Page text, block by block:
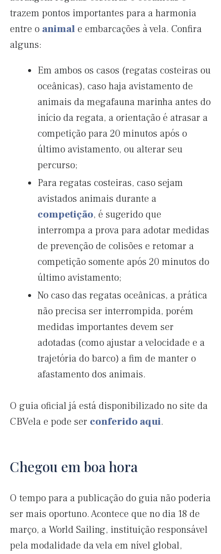
trazem pontos importantes para a harmonia
entre o animal e embarcações à vela. Confira
alguns:
Em ambos os casos (regatas costeiras ou
oceânicas), caso haja avistamento de
animais da megafauna marinha antes do
início da regata, a orientação é atrasar a
competição para 20 minutos após o
último avistamento, ou alterar seu
percurso;
Para regatas costeiras, caso sejam
avistados animais durante a
competição, é sugerido que
interrompa a prova para adotar medidas
de prevenção de colisões e retomar a
competição somente após 20 minutos do
último avistamento;
No caso das regatas oceânicas, a prática
não precisa ser interrompida, porém
medidas importantes devem ser
adotadas (como ajustar a velocidade e a
trajetória do barco) a fim de manter o
afastamento dos animais.
O guia oficial já está disponibilizado no site da
CBVela e pode ser conferido aqui.
Chegou em boa hora
O tempo para a publicação do guia não poderia
ser mais oportuno. Acontece que no dia 18 de
março, a World Sailing, instituição responsável
pela modalidade da vela em nível global,